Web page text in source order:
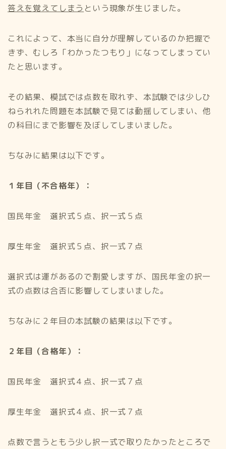
答えを覚えてしまう という現象が生じました。
これによって、本当に自分が理解しているのか把握で
きず、むしろ「わかったつもり」になってしまってい
たと思います。
その結果、模試では点数を取れず、本試験では少しひ
ねられれた問題を本試験で見ては動揺してしまい、他
の科目にまで影響を及ぼしてしまいました。
ちなみに結果は以下です。
１年目（不合格年）：
国民年金 選択式５点、択一式５点
厚生年金 選択式５点、択一式７点
選択式は運があるので割愛しますが、国民年金の択一
式の点数は合否に影響してしまいました。
ちなみに２年目の本試験の結果は以下です。
２年目（合格年）：
国民年金 選択式４点、択一式７点
厚生年金 選択式４点、択一式７点
点数で言うともう少し択一式で取りたかったところで